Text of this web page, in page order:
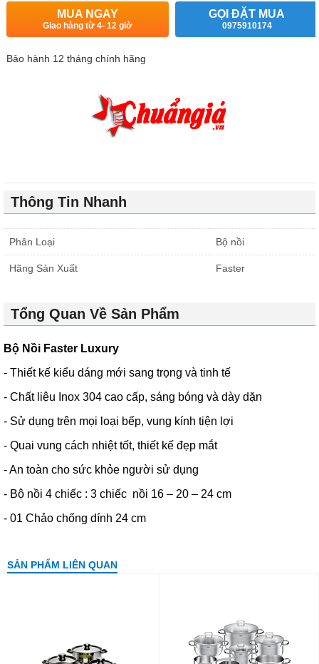
MUA NGAY
Giao hàng từ 4- 12 giờ
GỌI ĐẶT MUA
0975910174
Bảo hành 12 tháng chính hãng
Thông Tin Nhanh
Phân Loại Bộ nồi
Hãng Sản Xuất Faster
Tổng Quan Về Sản Phẩm
Bộ Nồi Faster Luxury
- Thiết kế kiểu dáng mới sang trọng và tinh tế
- Chất liệu Inox 304 cao cấp, sáng bóng và dày dặn
- Sử dụng trên mọi loại bếp, vung kính tiện lợi
- Quai vung cách nhiệt tốt, thiết kế đẹp mắt
- An toàn cho sức khỏe người sử dụng
- Bộ nồi 4 chiếc : 3 chiếc nồi 16 – 20 – 24 cm
- 01 Chảo chống dính 24 cm
SẢN PHẨM LIÊN QUAN